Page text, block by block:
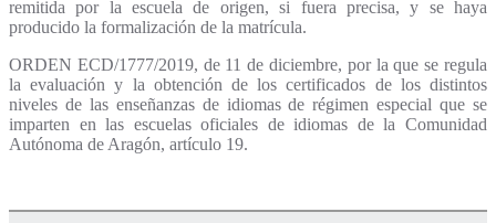
remitida por la escuela de origen, si fuera precisa, y se haya
producido la formalización de la matrícula.
ORDEN ECD/1777/2019, de 11 de diciembre, por la que se regula
la evaluación y la obtención de los certificados de los distintos
niveles de las enseñanzas de idiomas de régimen especial que se
imparten en las escuelas oficiales de idiomas de la Comunidad
Autónoma de Aragón, artículo 19.